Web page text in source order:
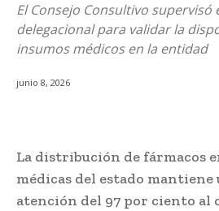
El Consejo Consultivo supervisó
delegacional para validar la
insumos médicos en la entidad
junio 8, 2026
La distribución de fármacos
médicas del estado
atención del 97 por ciento al